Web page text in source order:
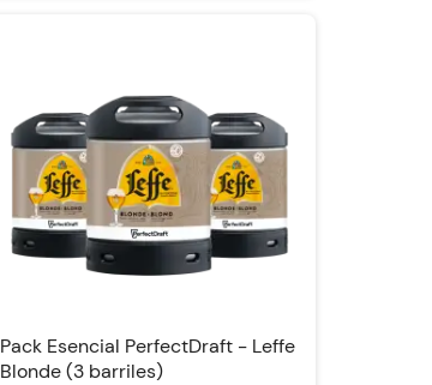
Pack Esencial PerfectDraft - Leffe
Blonde (3 barriles)